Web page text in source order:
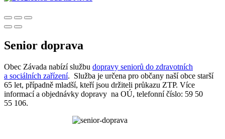
Senior doprava
Obec Závada nabízí službu dopravy seniorů do zdravotních
a sociálních zařízení. Služba je určena pro občany naší obce starší
65 let, případně mladší, kteří jsou držiteli průkazu ZTP. Více
informací a objednávky dopravy na OÚ, telefonní číslo: 59 50
55 106.